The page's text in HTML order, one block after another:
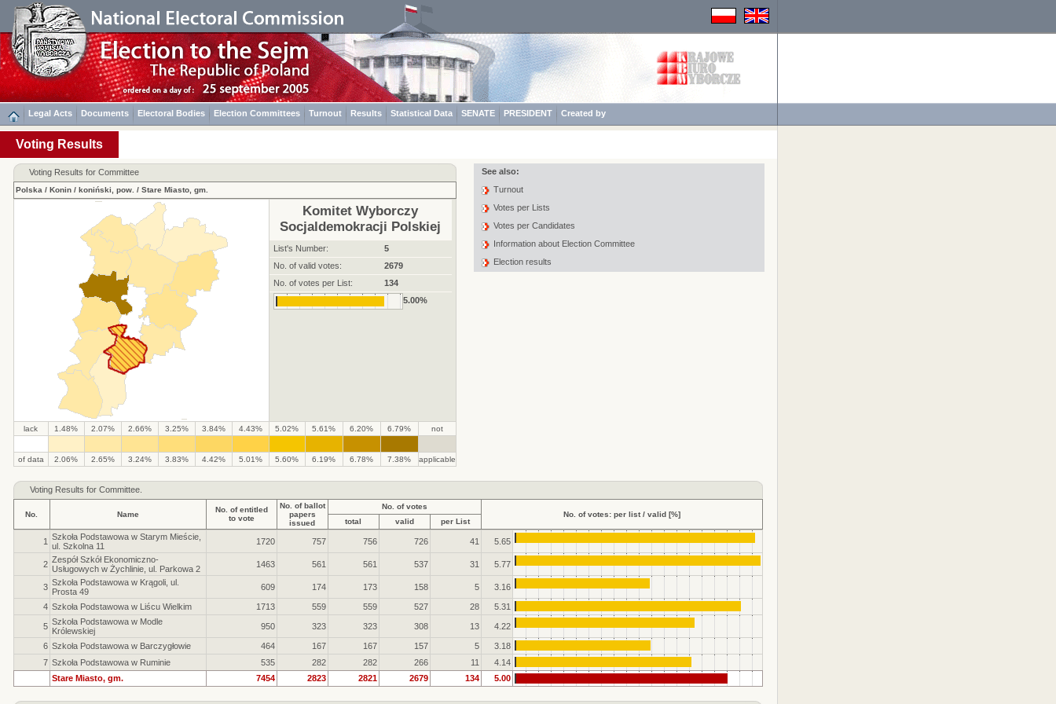
Legal Acts Documents Electoral Bodies Election Committees Turnout Results Statistical Data SENATE PRESIDENT Created by
Voting Results
Voting Results for Committee
Polska / Konin/ koniński, pow. / Stare Miasto, gm.
Komitet Wyborczy
Socjaldemokracji Polskiej
List's Number:
5
No. of valid votes:
2679
No. of votes per List:
134
5.00%
lack 1.48% 2.07% 2.66% 3.25% 3.84% 4.43% 5.02% 5.61% 6.20% 6.79% not
of data 2.06% 2.65% 3.24% 3.83% 4.42% 5.01% 5.60% 6.19% 6.78% 7.38% applicable
See also:
Turnout
Votes per Lists
Votes per Candidates
Information about Election Committee
Election results
Voting Results for Committee.
No. Name
No. of entitled
to vote
No. of ballot
papers
issued
No. of votes
No. of votes: per list / valid [%]
total
valid per List
1 Szkoła Podstawowa w Starym Mieście,
ul. Szkolna 11
1720 757 756 726 41 5.65
2 Zespół Szkół Ekonomiczno-
Usługowych w Żychlinie, ul. Parkowa 2
1463 561 561 537 31 5.77
3 Szkoła Podstawowa w Krągoli, ul.
Prosta 49
609 174 173 158 5 3.16
4 Szkoła Podstawowa w Liścu Wielkim 1713 559 559 527 28 5.31
5 Szkoła Podstawowa w Modle
Królewskiej
950 323 323 308 13 4.22
6 Szkoła Podstawowa w Barczygłowie 464 167 167 157 5
3.18
7 Szkoła Podstawowa w Ruminie 535 282 282 266 11
4.14
Stare Miasto, gm.
7454 2823 2821 2679 134 5.00